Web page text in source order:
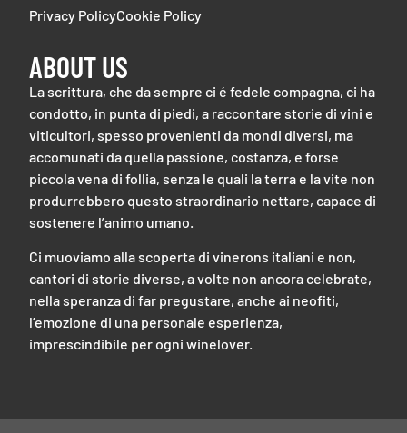
Privacy PolicyCookie Policy
ABOUT US
La scrittura, che da sempre ci é fedele compagna, ci ha
condotto, in punta di piedi, a raccontare storie di vini e
viticultori, spesso provenienti da mondi diversi, ma
accomunati da quella passione, costanza, e forse
piccola vena di follia, senza le quali la terra e la vite non
produrrebbero questo straordinario nettare, capace di
sostenere l’animo umano.
Ci muoviamo alla scoperta di vinerons italiani e non,
cantori di storie diverse, a volte non ancora celebrate,
nella speranza di far pregustare, anche ai neofiti,
l’emozione di una personale esperienza,
imprescindibile per ogni winelover.